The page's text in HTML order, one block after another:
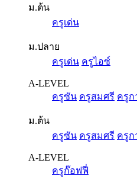
ม.ต้น
ครูเด่น
ม.ปลาย
ครูเด่น ครูไอซ์
A-LEVEL
ครูซัน ครูสมศรี ครูก
ม.ต้น
ครูซัน ครูสมศรี ครูก
A-LEVEL
ครูก๊อฟฟี่